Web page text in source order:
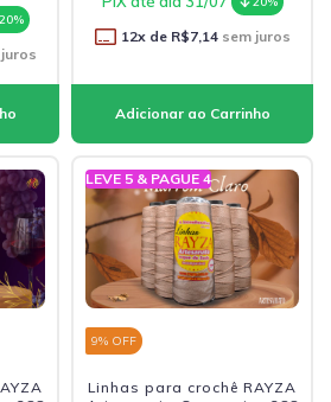
20%
12x de R$7,14sem juros
LEVE 5 & PAGUE 4
9% OFF
Linhas para crochê RAYZA